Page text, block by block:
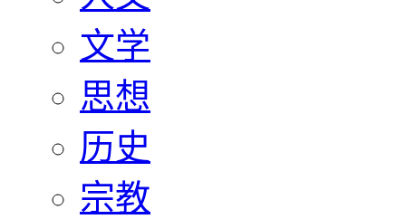
文学
思想
历史
宗教